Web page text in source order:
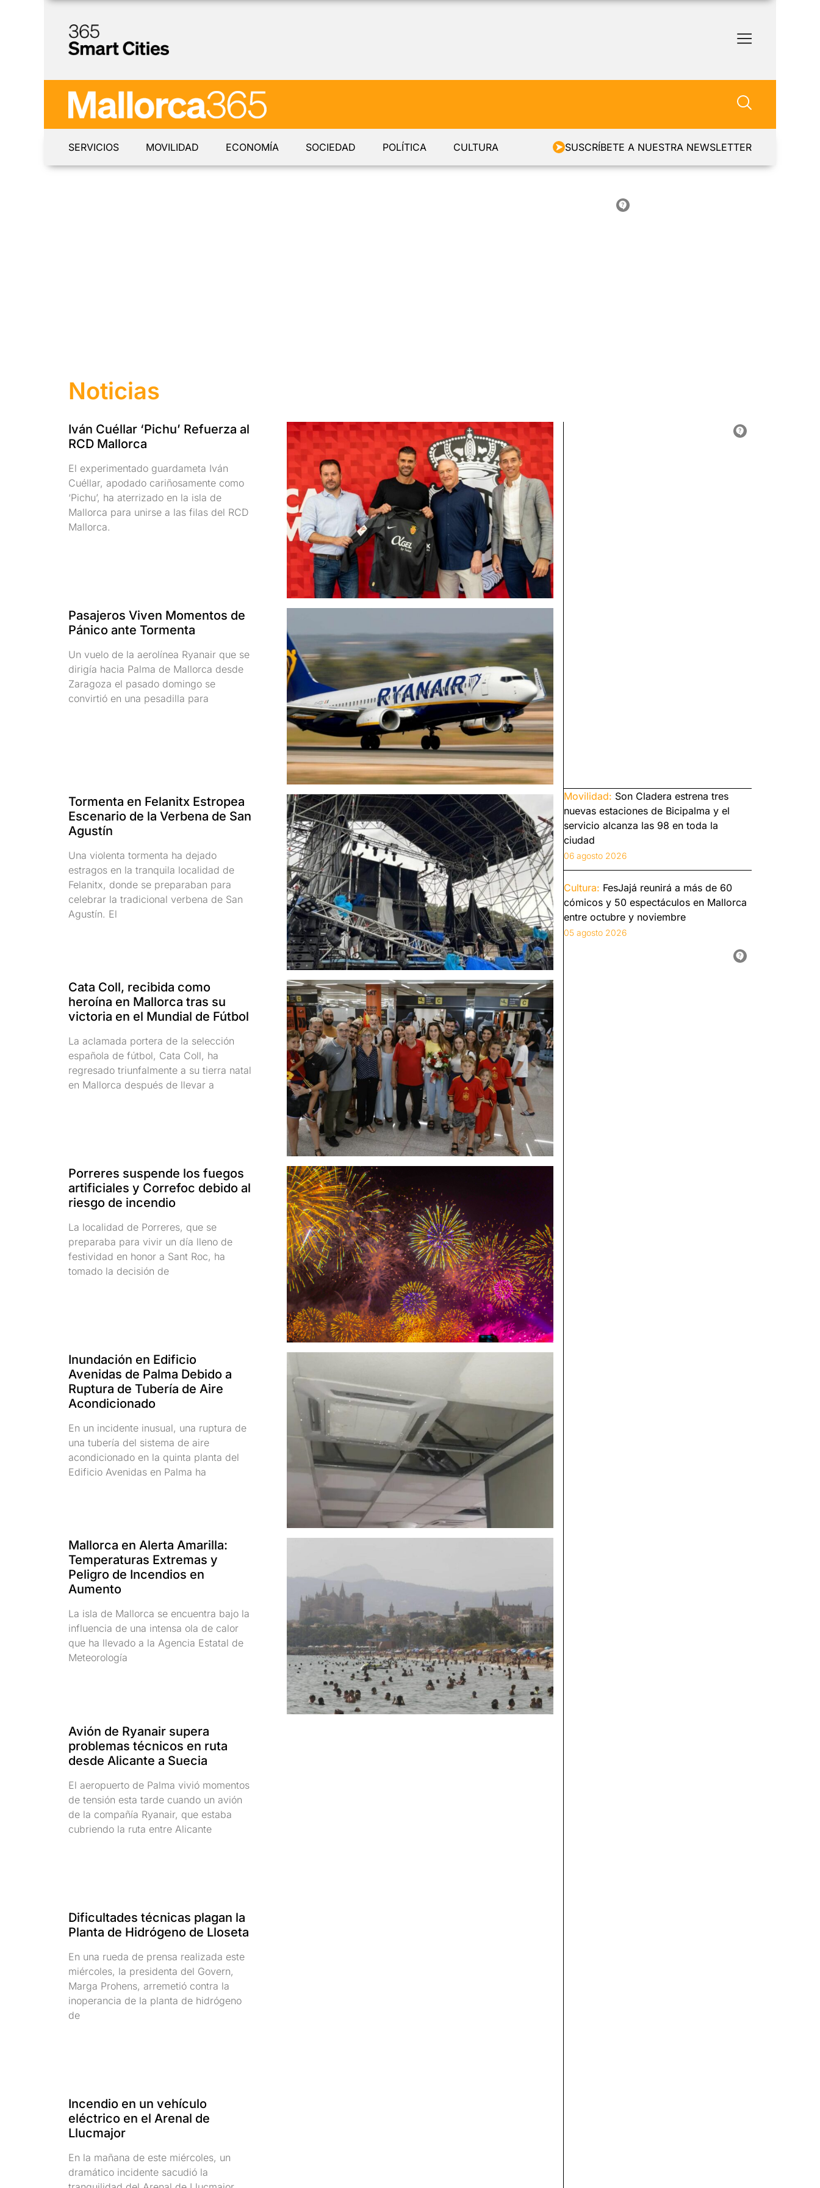
SERVICIOS MOVILIDAD ECONOMÍA SOCIEDAD POLÍTICA CULTURA SUSCRÍBETE A NUESTRA NEWSLETTER
Noticias
Iván Cuéllar ‘Pichu’ Refuerza al
RCD Mallorca
El experimentado guardameta Iván
Cuéllar, apodado cariñosamente como
‘Pichu’, ha aterrizado en la isla de
Mallorca para unirse a las filas del RCD
Mallorca.
Pasajeros Viven Momentos de
Pánico ante Tormenta
Un vuelo de la aerolínea Ryanair que se
dirigía hacia Palma de Mallorca desde
Zaragoza el pasado domingo se
convirtió en una pesadilla para
Tormenta en Felanitx Estropea
Escenario de la Verbena de San
Agustín
Una violenta tormenta ha dejado
estragos en la tranquila localidad de
Felanitx, donde se preparaban para
celebrar la tradicional verbena de San
Agustín. El
Cata Coll, recibida como
heroína en Mallorca tras su
victoria en el Mundial de Fútbol
La aclamada portera de la selección
española de fútbol, Cata Coll, ha
regresado triunfalmente a su tierra natal
en Mallorca después de llevar a
Porreres suspende los fuegos
artificiales y Correfoc debido al
riesgo de incendio
La localidad de Porreres, que se
preparaba para vivir un día lleno de
festividad en honor a Sant Roc, ha
tomado la decisión de
Inundación en Edificio
Avenidas de Palma Debido a
Ruptura de Tubería de Aire
Acondicionado
En un incidente inusual, una ruptura de
una tubería del sistema de aire
acondicionado en la quinta planta del
Edificio Avenidas en Palma ha
Mallorca en Alerta Amarilla:
Temperaturas Extremas y
Peligro de Incendios en
Aumento
La isla de Mallorca se encuentra bajo la
influencia de una intensa ola de calor
que ha llevado a la Agencia Estatal de
Meteorología
Avión de Ryanair supera
problemas técnicos en ruta
desde Alicante a Suecia
El aeropuerto de Palma vivió momentos
de tensión esta tarde cuando un avión
de la compañía Ryanair, que estaba
cubriendo la ruta entre Alicante
Dificultades técnicas plagan la
Planta de Hidrógeno de Lloseta
En una rueda de prensa realizada este
miércoles, la presidenta del Govern,
Marga Prohens, arremetió contra la
inoperancia de la planta de hidrógeno
de
Incendio en un vehículo
eléctrico en el Arenal de
Llucmajor
En la mañana de este miércoles, un
dramático incidente sacudió la
Movilidad: Son Cladera estrena tres
nuevas estaciones de Bicipalma y el
servicio alcanza las 98 en toda la
ciudad
06 agosto 2026
Cultura: FesJajá reunirá a más de 60
cómicos y 50 espectáculos en Mallorca
entre octubre y noviembre
05 agosto 2026